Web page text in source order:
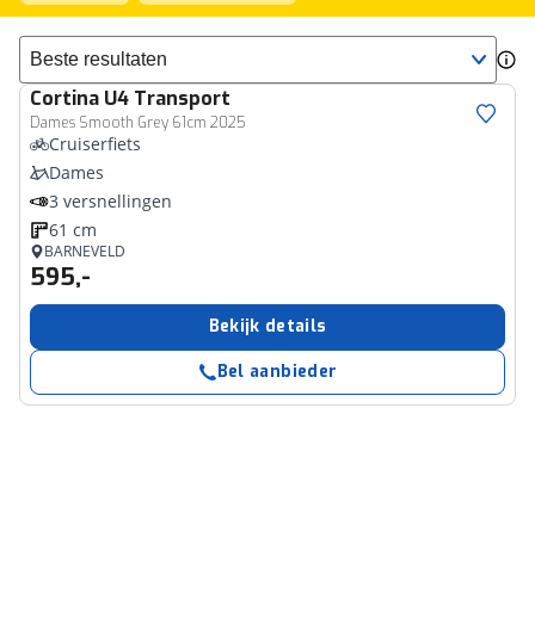
Sorteer resultaten
Cortina U4 Transport
Dames Smooth Grey 61cm 2025
Cruiserfiets
Dames
3 versnellingen
61 cm
BARNEVELD
595,-
Bekijk details
Bel aanbieder